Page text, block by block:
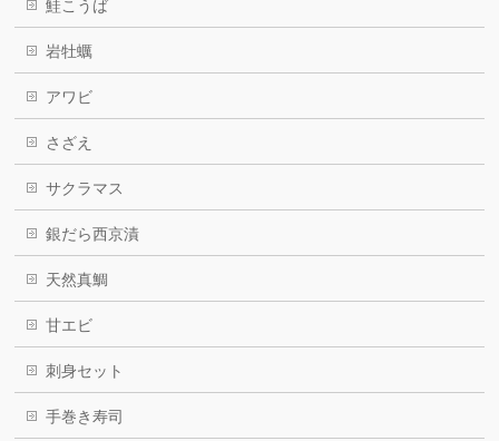
鮭こうば
岩牡蠣
アワビ
さざえ
サクラマス
銀だら西京漬
天然真鯛
甘エビ
刺身セット
手巻き寿司